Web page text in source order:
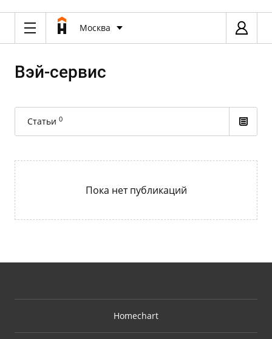
Москва
Вэй-сервис
Статьи 0
Пока нет публикаций
Homechart